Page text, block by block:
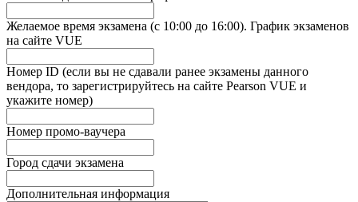
Желаемое время экзамена (с 10:00 до 16:00). График экзаменов
на сайте VUE
Номер ID (если вы не сдавали ранее экзамены данного
вендора, то зарегистрируйтесь на сайте Pearson VUE и
укажите номер)
Номер промо-ваучера
Город сдачи экзамена
Дополнительная информация